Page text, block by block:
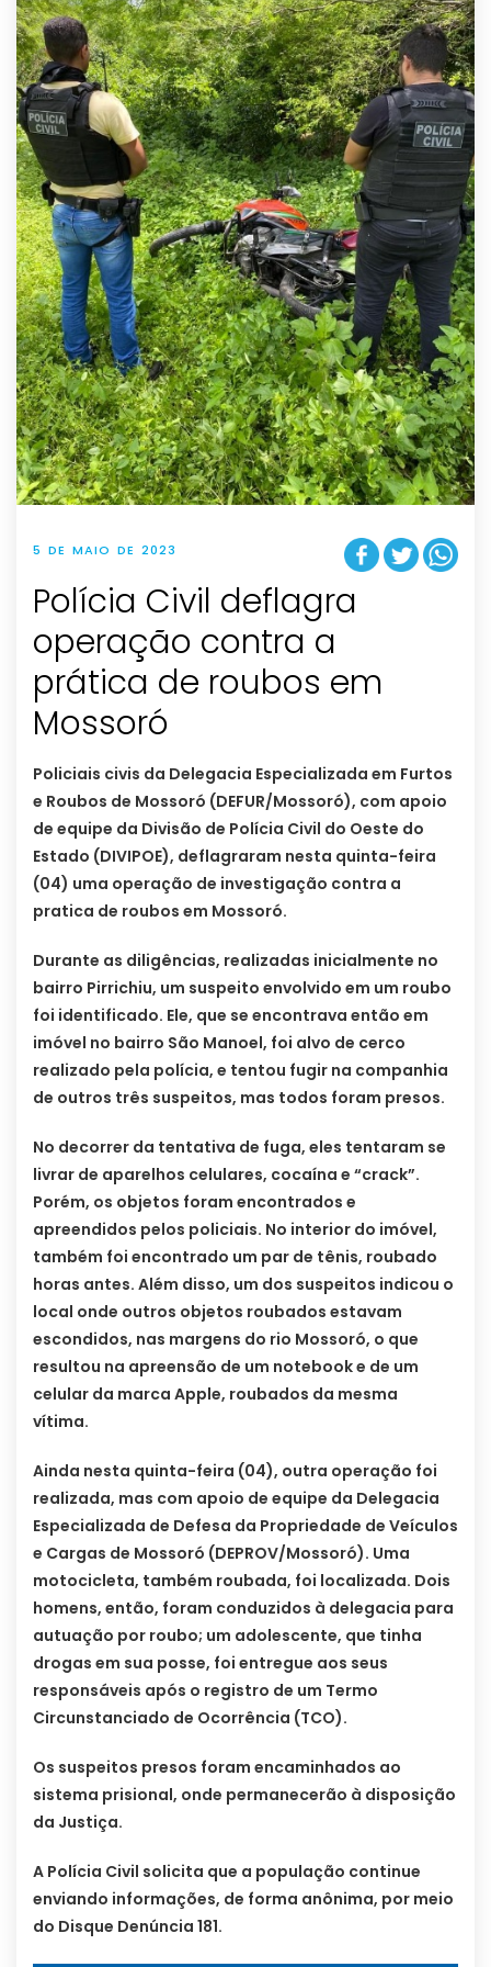
5 DE MAIO DE 2023
Polícia Civil deflagra
operação contra a
prática de roubos em
Mossoró
Policiais civis da Delegacia Especializada em Furtos
e Roubos de Mossoró (DEFUR/Mossoró), com apoio
de equipe da Divisão de Polícia Civil do Oeste do
Estado (DIVIPOE), deflagraram nesta quinta-feira
(04) uma operação de investigação contra a
pratica de roubos em Mossoró.
Durante as diligências, realizadas inicialmente no
bairro Pirrichiu, um suspeito envolvido em um roubo
foi identificado. Ele, que se encontrava então em
imóvel no bairro São Manoel, foi alvo de cerco
realizado pela polícia, e tentou fugir na companhia
de outros três suspeitos, mas todos foram presos.
No decorrer da tentativa de fuga, eles tentaram se
livrar de aparelhos celulares, cocaína e “crack”.
Porém, os objetos foram encontrados e
apreendidos pelos policiais. No interior do imóvel,
também foi encontrado um par de tênis, roubado
horas antes. Além disso, um dos suspeitos indicou o
local onde outros objetos roubados estavam
escondidos, nas margens do rio Mossoró, o que
resultou na apreensão de um notebook e de um
celular da marca Apple, roubados da mesma
vítima.
Ainda nesta quinta-feira (04), outra operação foi
realizada, mas com apoio de equipe da Delegacia
Especializada de Defesa da Propriedade de Veículos
e Cargas de Mossoró (DEPROV/Mossoró). Uma
motocicleta, também roubada, foi localizada. Dois
homens, então, foram conduzidos à delegacia para
autuação por roubo; um adolescente, que tinha
drogas em sua posse, foi entregue aos seus
responsáveis após o registro de um Termo
Circunstanciado de Ocorrência (TCO).
Os suspeitos presos foram encaminhados ao
sistema prisional, onde permanecerão à disposição
da Justiça.
A Polícia Civil solicita que a população continue
enviando informações, de forma anônima, por meio
do Disque Denúncia 181.